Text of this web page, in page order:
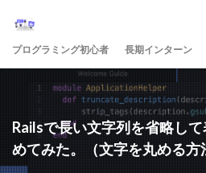
プログラミング初心者 長期インターン
Railsで長い文字列を省略し
めてみた。（文字を丸める方